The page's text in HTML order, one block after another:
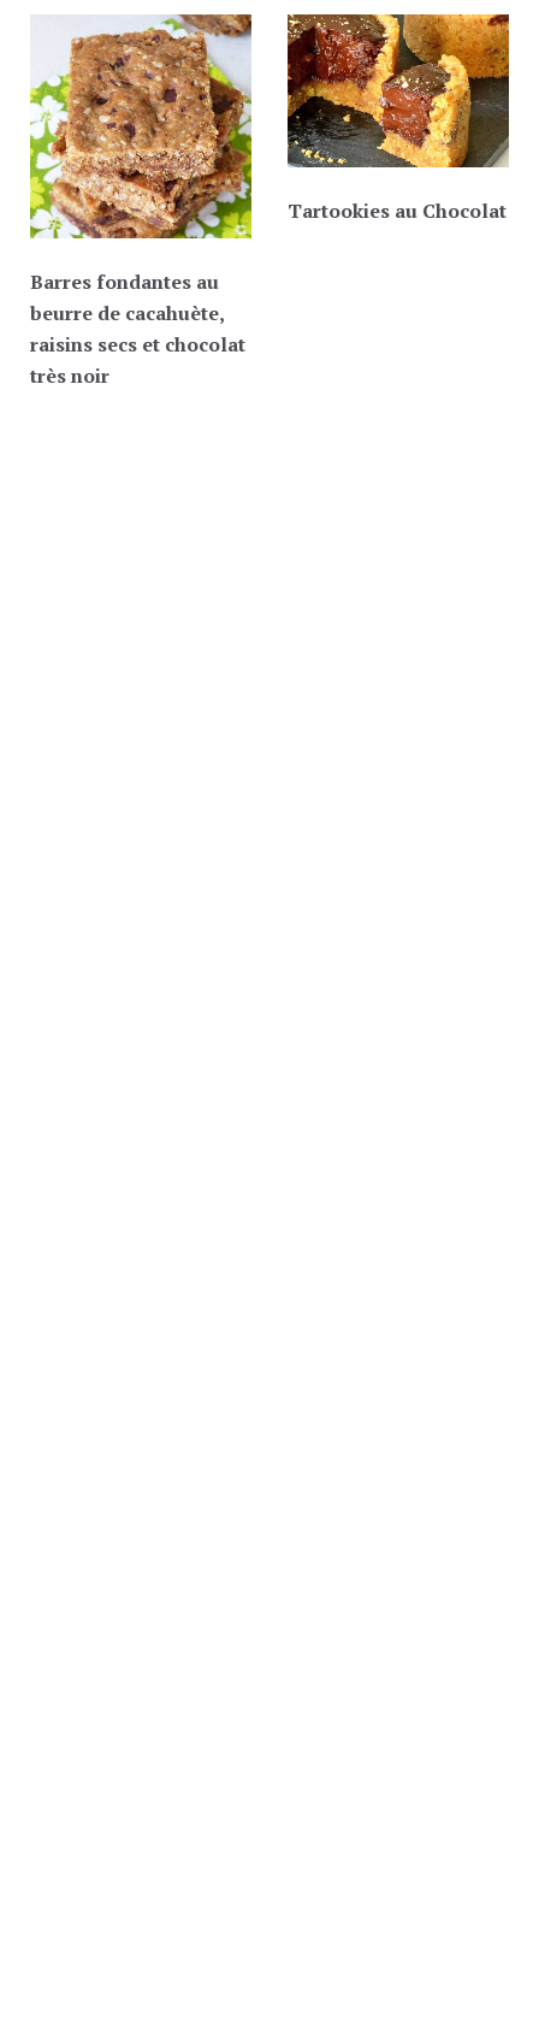
Barres fondantes au
beurre de cacahuète,
raisins secs et chocolat
très noir
Tartookies au Chocolat